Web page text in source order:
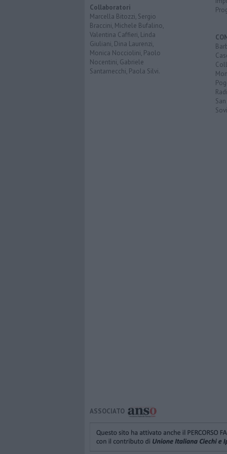
Collaboratori
Marcella Bitozzi, Sergio
Braccini, Michele Bufalino,
Valentina Caffieri, Linda
Giuliani, Dina Laurenzi,
Monica Nocciolini, Paolo
Nocentini, Gabriele
Santarnecchi, Paola Silvi.
ASSOCIATO